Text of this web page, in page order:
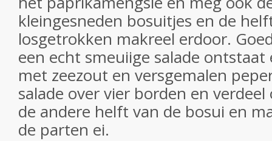
kleingesneden bosuitjes en de
losgetrokken makreel erdoor.
een echt smeuiige salade
met zeezout en versgemalen
salade over vier borden en
de andere helft van de bosui en
de parten ei.